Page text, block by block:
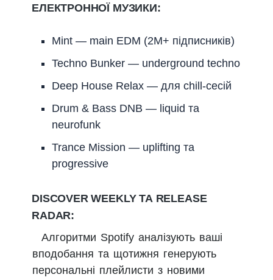
ЕЛЕКТРОННОЇ МУЗИКИ:
Mint — main EDM (2M+ підписників)
Techno Bunker — underground techno
Deep House Relax — для chill-сесій
Drum & Bass DNB — liquid та
neurofunk
Trance Mission — uplifting та
progressive
DISCOVER WEEKLY ТА RELEASE
RADAR:
Алгоритми Spotify аналізують ваші
вподобання та щотижня генерують
персональні плейлисти з новими